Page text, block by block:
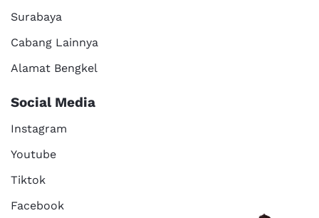
Surabaya
Cabang Lainnya
Alamat Bengkel
Social Media
Instagram
Youtube
Tiktok
Facebook